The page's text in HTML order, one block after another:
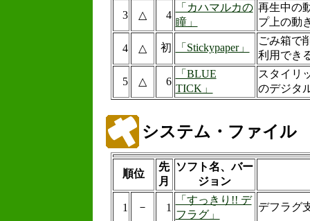
3 △ 4
「カハマルカの
瞳」
再生中の
プ上の動
4 △ 初 「Stickypaper」
ごみ箱で
利用でき
5 △ 6
「BLUE
TICK」
スタイリ
のデジタ
システム・ファイル
順位
先
月
ソフト名、バー
ジョン
1 － 1
「すっきり!! デ
フラグ」
デフラグ